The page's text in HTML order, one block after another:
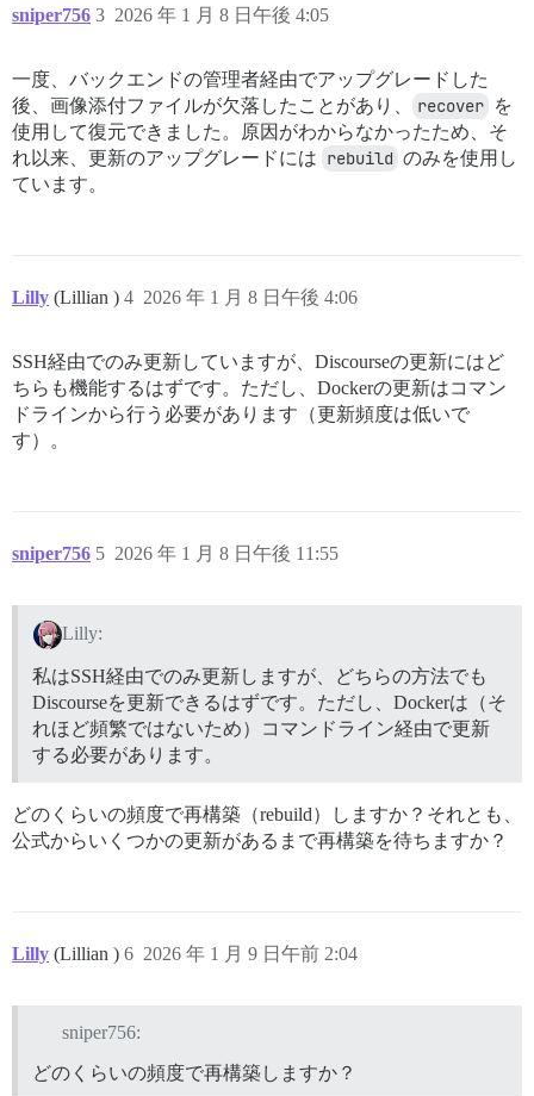
sniper756 2026 年 1 月 8 日午後 4:05
3
一度、バックエンドの管理者経由でアップグレードした
後、画像添付ファイルが欠落したことがあり、
recover を
使用して復元できました。原因がわからなかったため、そ
れ以来、更新のアップグレードには rebuild のみを使用し
ています。
Lilly (Lillian ) 2026 年 1 月 8 日午後 4:06
4
SSH経由でのみ更新していますが、Discourseの更新にはど
ちらも機能するはずです。ただし、Dockerの更新はコマン
ドラインから行う必要があります（更新頻度は低いで
す）。
sniper756 2026 年 1 月 8 日午後 11:55
5
Lilly:
私はSSH経由でのみ更新しますが、どちらの方法でも
Discourseを更新できるはずです。ただし、Dockerは（そ
れほど頻繁ではないため）コマンドライン経由で更新
する必要があります。
どのくらいの頻度で再構築（rebuild）しますか？それとも、
公式からいくつかの更新があるまで再構築を待ちますか？
Lilly (Lillian ) 2026 年 1 月 9 日午前 2:04
6
sniper756:
どのくらいの頻度で再構築しますか？